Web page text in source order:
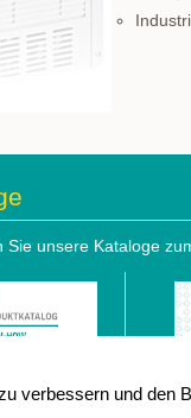
verbessern und den
Sie unsere Kataloge